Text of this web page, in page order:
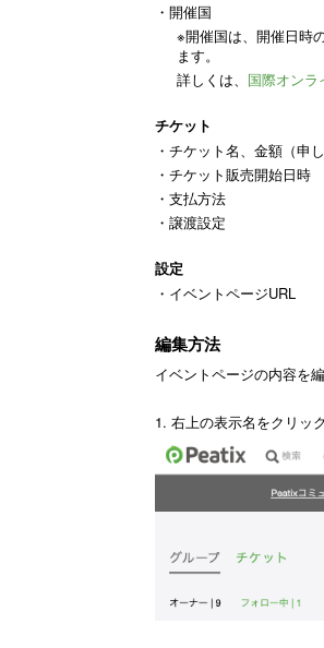
・開催国
※開催国は、開催日時
ます。
詳しくは、 国際オンラ
チケット
・チケット名、金額（申
・チケット販売開始日時
・支払方法
・譲渡設定
設定
・イベントページURL
編集方法
イベントページの内容を
1. 右上の表示名をクリッ